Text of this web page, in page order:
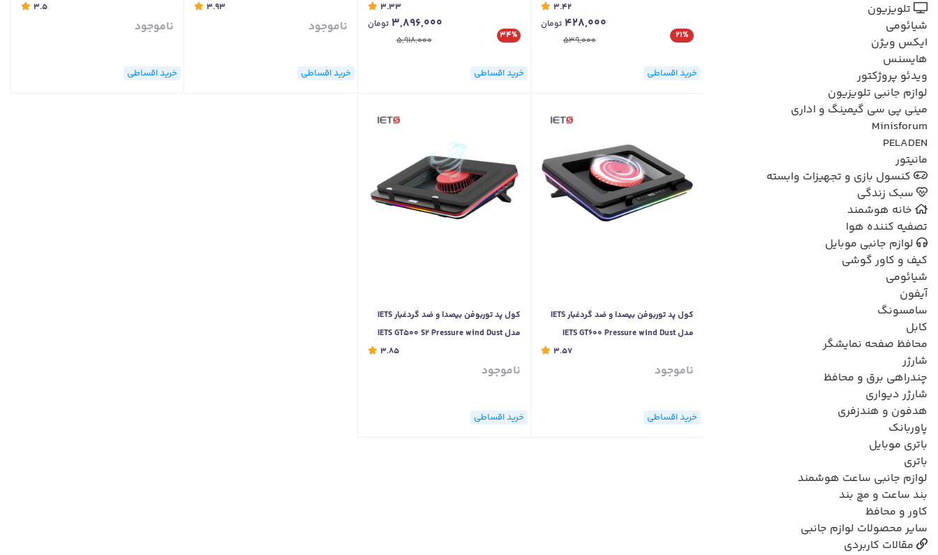
تلویزیون
شیائومی
ایکس ویژن
هایسنس
ویدئو پروژکتور
لوازم جانبی تلویزیون
مینی پی سی گیمینگ و اداری
Minisforum
PELADEN
مانیتور
کنسول بازی و تجهیزات وابسته
سبک زندگی
خانه هوشمند
تصفیه کننده هوا
لوازم جانبی موبایل
کیف و کاور گوشی
شیائومی
آیفون
سامسونگ
کابل
محافظ صفحه نمایشگر
شارژر
چندراهی برق و محافظ
شارژر دیواری
هدفون و هندزفری
پاوربانک
باتری موبایل
باتری
لوازم جانبی ساعت هوشمند
بند ساعت و مچ بند
کاور و محافظ
سایر محصولات لوازم جانبی
مقالات کاربردی
مدل IETS GT600 Replacement non-
washable Dust Filter
3.42
21%
428,000 تومان
539,000
خرید اقساطی
3.33
34%
3,896,000 تومان
5,918,000
خرید اقساطی
3.93
ناموجود
خرید اقساطی
3.5
ناموجود
خرید اقساطی
کول پد توربوفن بیصدا و ضد گردغبار IETS
مدل IETS GT600 Pressure wind Dust
Proof RGB USB Lingshen Version (GT626)
3.57
ناموجود
خرید اقساطی
کول پد توربوفن بیصدا و ضد گردغبار IETS
مدل IETS GT500 S2 Pressure wind Dust
3.85
ناموجود
خرید اقساطی